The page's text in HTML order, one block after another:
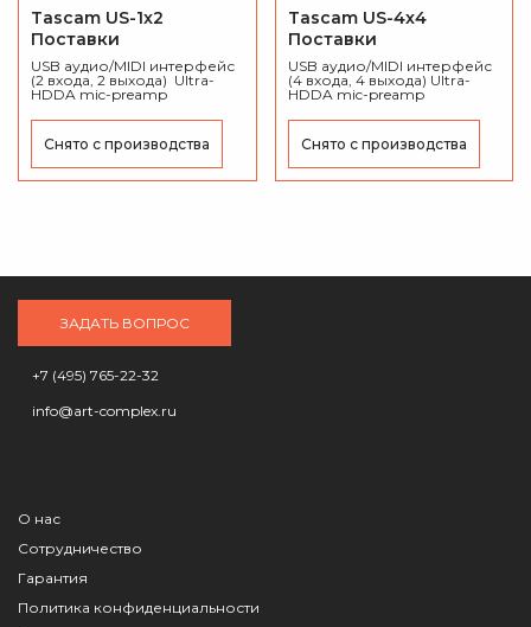
Tascam US-1x2
Поставки
приостановлены
USB аудио/MIDI интерфейс
(2 входа, 2 выхода) Ultra-
HDDA mic-preamp
Снято с производства
Tascam US-4x4
Поставки
приостановлены
USB аудио/MIDI интерфейс
(4 входа, 4 выхода) Ultra-
HDDA mic-preamp
Снято с производства
ЗАДАТЬ ВОПРОС
+7 (495) 765-22-32
info@art-complex.ru
О нас
Сотрудничество
Гарантия
Политика конфиденциальности